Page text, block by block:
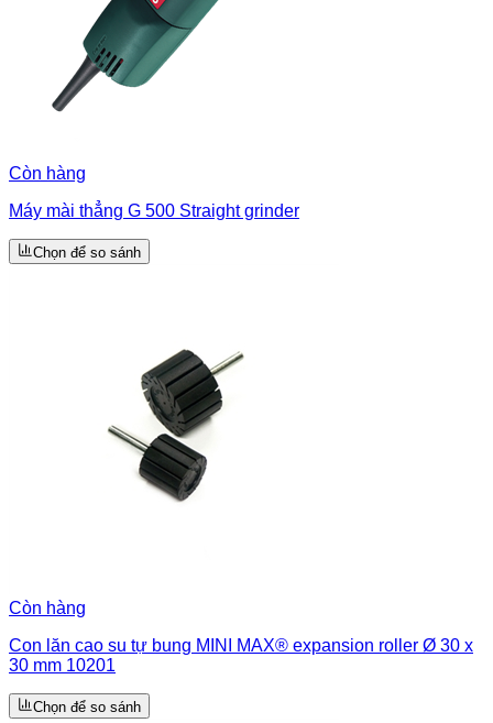
Còn hàng
Máy mài thẳng G 500 Straight grinder
Chọn để so sánh
Còn hàng
Con lăn cao su tự bung MINI MAX® expansion roller Ø 30 x
30 mm 10201
Chọn để so sánh